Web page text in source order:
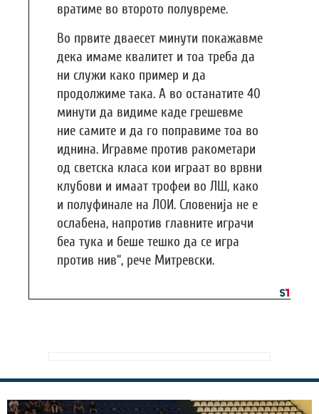
вратиме во второто полувреме.
Во првите дваесет минути покажавме
дека имаме квалитет и тоа треба да
ни служи како пример и да
продолжиме така. А во останатите 40
минути да видиме каде грешевме
ние самите и да го поправиме тоа во
иднина. Игравме против ракометари
од светска класа кои играат во врвни
клубови и имаат трофеи во ЛШ, како
и полуфинале на ЛОИ. Словенија не е
ослабена, напротив главните играчи
беа тука и беше тешко да се игра
против нив“, рече Митревски.